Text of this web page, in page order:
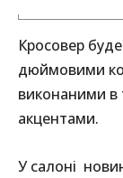
Кросовер
дюймовими
виконаними в
акцентами.
У салоні